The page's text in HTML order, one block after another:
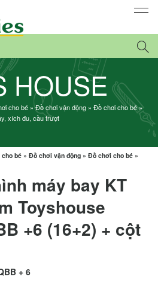
HOUSE
cho bé »Đồ chơi vận động » Đồ chơi cho bé»
xích đu, cầu trượt
bé » Đồ chơi vận động » Đồ chơi cho bé »
máy bay KT
Toyshouse
+6 (16+2) + cột
+ 6